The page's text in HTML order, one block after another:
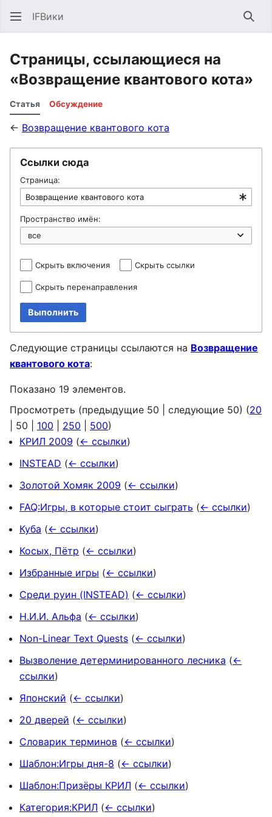
IFВики
Страницы, ссылающиеся на
«Возвращение квантового кота»
Статья Обсуждение
← Возвращение квантового кота
Ссылки сюда
Страница:
Пространство имён:
Скрыть включения Скрыть ссылки
Скрыть перенаправления
Выполнить
Следующие страницы ссылаются на Возвращение
квантового кота:
Показано 19 элементов.
Просмотреть (предыдущие 50 следующие 50) (20
50 100 250 500)
КРИЛ 2009 (← ссылки)
INSTEAD (← ссылки)
Золотой Хомяк 2009 (← ссылки)
FAQ:Игры, в которые стоит сыграть (← ссылки)
Куба (← ссылки)
Косых, Пётр (← ссылки)
Избранные игры (← ссылки)
Среди руин (INSTEAD) (← ссылки)
Н.И.И. Альфа (← ссылки)
Non-Linear Text Quests (← ссылки)
Вызволение детерминированного лесника (←
ссылки)
Японский (← ссылки)
20 дверей (← ссылки)
Словарик терминов (← ссылки)
Шаблон:Игры дня-8 (← ссылки)
Шаблон:Призёры КРИЛ (← ссылки)
Категория:КРИЛ (← ссылки)